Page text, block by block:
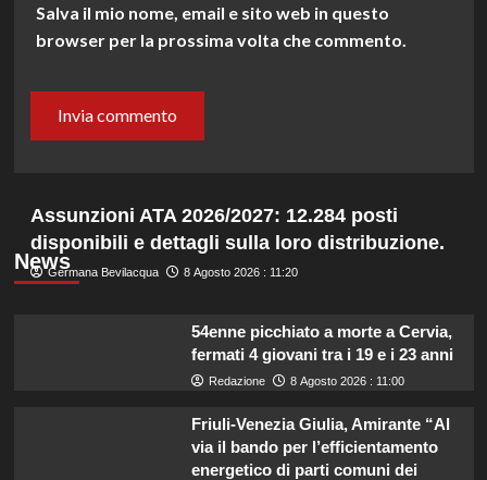
Salva il mio nome, email e sito web in questo
browser per la prossima volta che commento.
News
Assunzioni ATA 2026/2027: 12.284 posti
disponibili e dettagli sulla loro distribuzione.
Germana Bevilacqua 8 Agosto 2026 : 11:20
54enne picchiato a morte a Cervia,
fermati 4 giovani tra i 19 e i 23 anni
Redazione 8 Agosto 2026 : 11:00
Friuli-Venezia Giulia, Amirante “Al
via il bando per l’efficientamento
energetico di parti comuni dei